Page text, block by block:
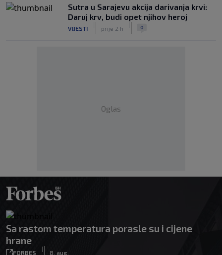
Sutra u Sarajevu akcija darivanja krvi:
Daruj krv, budi opet njihov heroj
VIJESTI prije 2 h 0
Oglas
Sa rastom temperatura porasle su i cijene
hrane
FORBES
|
8. aug.